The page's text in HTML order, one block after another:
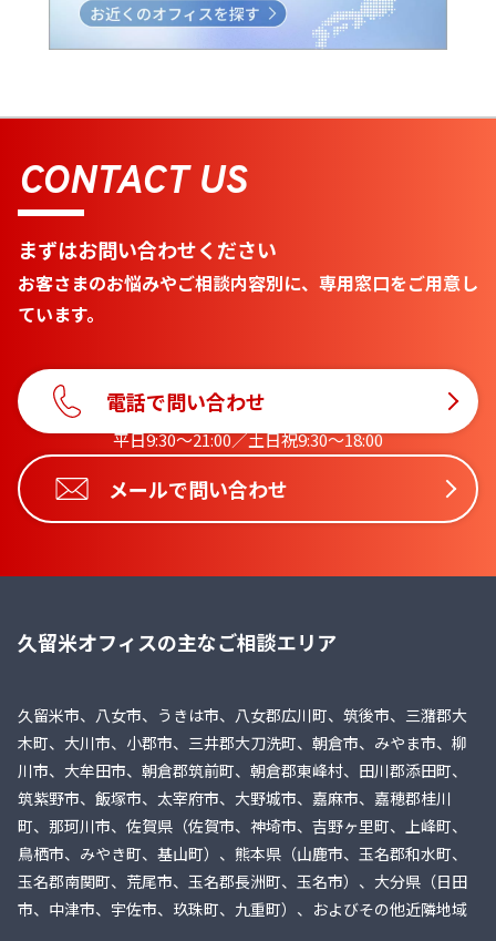
CONTACT US
まずはお問い合わせください
お客さまのお悩みやご相談内容別に、専用窓口をご用意し
ています。
電話で問い合わせ
平日9:30〜21:00／土日祝9:30〜18:00
メールで問い合わせ
久留米オフィスの主なご相談エリア
久留米市、八女市、うきは市、八女郡広川町、筑後市、三潴郡大
木町、大川市、小郡市、三井郡大刀洗町、朝倉市、みやま市、柳
川市、大牟田市、朝倉郡筑前町、朝倉郡東峰村、田川郡添田町、
筑紫野市、飯塚市、太宰府市、大野城市、嘉麻市、嘉穂郡桂川
町、那珂川市、佐賀県（佐賀市、神埼市、吉野ヶ里町、上峰町、
鳥栖市、みやき町、基山町）、熊本県（山鹿市、玉名郡和水町、
玉名郡南関町、荒尾市、玉名郡長洲町、玉名市）、大分県（日田
市、中津市、宇佐市、玖珠町、九重町）、およびその他近隣地域